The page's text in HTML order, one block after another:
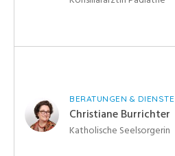
BERATUNGEN & DIENSTE
Christiane Burrichter
Katholische Seelsorgerin